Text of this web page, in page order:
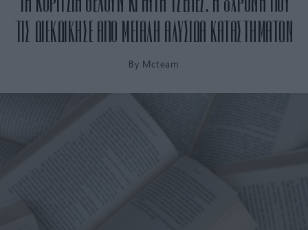
ΤΙΣ ΔΙΕΚΔΙΚΗΣΕ ΑΠΟ ΜΕΓΑΛΗ ΑΛΥΣΙΔΑ ΚΑΤΑΣΤΗΜΑΤΩΝ
By Mcteam